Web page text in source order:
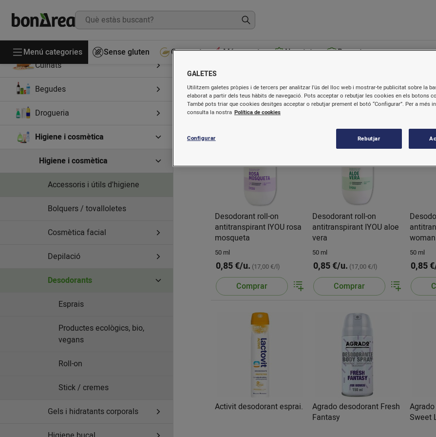
Menú categories Sense gluten Gourmet Més venuts Novetats Receptes
Alimentació
Cuinats
Begudes
Drogueria
Higiene i cosmètica
Higiene i cosmètica
Accessoris i útils d'higiene
Bolquers / tovalloletes
Cosmètica facial
Depilació
Desodorants
Esprais
Productes ecològics, bio,
vegans
Roll-on
Stick / cremes
Gels i hidratants corporals
Desodorants
Desodorant roll-on
antitranspirant IYOU rosa
mosqueta
50 ml
0,85 €/u. (17,00 €/l)
Comprar
Desodorant roll-on
antitranspirant IYOU aloe
vera
50 ml
0,85 €/u. (17,00 €/l)
Comprar
woman
50 ml
0,85
Activit desodorant esprai.
Agrado desodorant Fresh
Fantasy
Sweet
GALETES
Utilitzem galetes pròpies i de tercers per analitzar l’ús del lloc web i mostrar-te publicitat sobre la
elaborat a partir dels teus hàbits de navegació. Pots acceptar o rebutjar les cookies en els botons
També pots triar que cookies desitges acceptar o rebutjar prement el botó “Configurar”. Per a més
consulta la nostra Política de cookies
Configurar Rebutjar